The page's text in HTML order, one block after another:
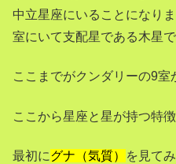
中立星座にいることになり
室にいて支配星である木星で
ここまでがクンダリーの9室
ここから星座と星が持つ特
最初にグナ（気質）
を見て